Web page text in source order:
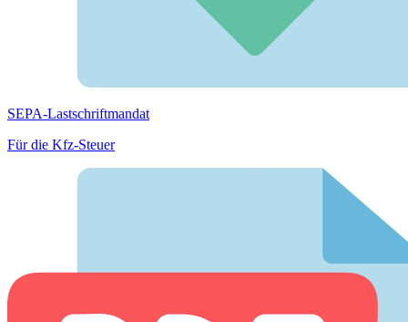
SEPA-Lastschriftmandat
Für die Kfz-Steuer